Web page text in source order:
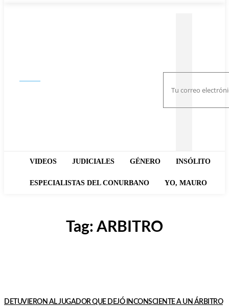
VIDEOS JUDICIALES GÉNERO INSÓLITO
ESPECIALISTAS DEL CONURBANO YO, MAURO
Tag: ARBITRO
DETUVIERON AL JUGADOR QUE DEJÓ INCONSCIENTE A UN ÁRBITRO